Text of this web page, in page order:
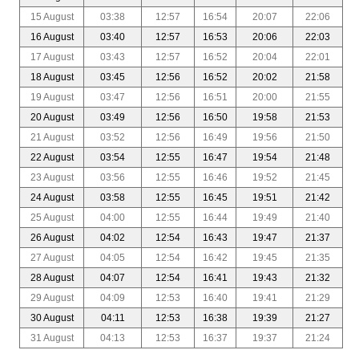
15 August
03:38 12:57 16:54 20:07
22:06
16 August
03:40 12:57 16:53 20:06
22:03
17 August
03:43 12:57 16:52 20:04
22:01
18 August
03:45 12:56 16:52 20:02
21:58
19 August
03:47 12:56 16:51 20:00
21:55
20 August
03:49 12:56 16:50 19:58
21:53
21 August
03:52 12:56 16:49 19:56
21:50
22 August
03:54 12:55 16:47 19:54
21:48
23 August
03:56 12:55 16:46 19:52
21:45
24 August
03:58 12:55 16:45 19:51
21:42
25 August
04:00 12:55 16:44 19:49
21:40
26 August
04:02 12:54 16:43 19:47
21:37
27 August
04:05 12:54 16:42 19:45
21:35
28 August
04:07 12:54 16:41 19:43
21:32
29 August
04:09 12:53 16:40 19:41
21:29
30 August
04:11 12:53 16:38 19:39
21:27
31 August
04:13 12:53 16:37 19:37 21:24